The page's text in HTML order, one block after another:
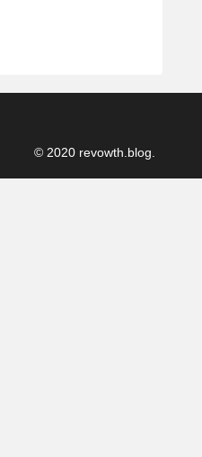
© 2020 revowth.blog.